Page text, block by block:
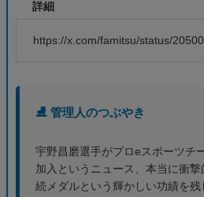
詳細
https://x.com/famitsu/status/
⛸️ 管理人のつぶやき
宇野昌磨選手がプロeスポーツチ
加入というニュース、本当に衝
続メダルという輝かしい功績を